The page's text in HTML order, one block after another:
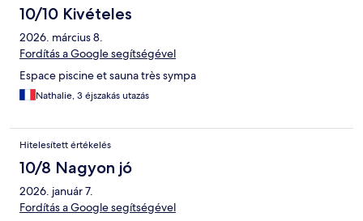
10/10 Kivételes
2026. március 8.
Fordítás a Google segítségével
Espace piscine et sauna très sympa
Nathalie, 3 éjszakás utazás
Hitelesített értékelés
10/8 Nagyon jó
2026. január 7.
Fordítás a Google segítségével